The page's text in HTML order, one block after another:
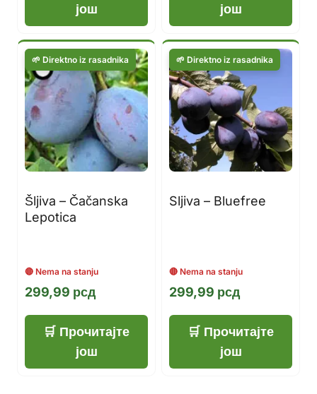
још
још
Šljiva – Čačanska
Lepotica
299,99 рсд
Прочитајте
још
Sljiva – Bluefree
299,99 рсд
Прочитајте
још